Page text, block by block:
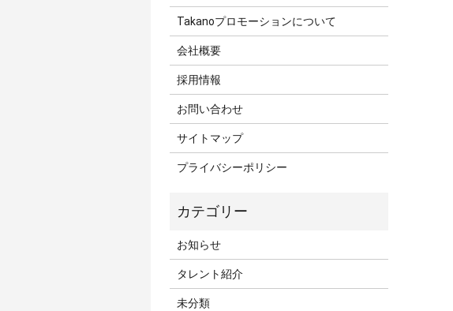
Takanoプロモーションについて
会社概要
採用情報
お問い合わせ
サイトマップ
プライバシーポリシー
お知らせ
タレント紹介
未分類